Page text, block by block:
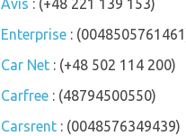
Avis : (+48 221 139 153)
Enterprise :
Car Net : (+48 502 114 200)
Carfree : (48794500550)
Carsrent : (0048576349439)